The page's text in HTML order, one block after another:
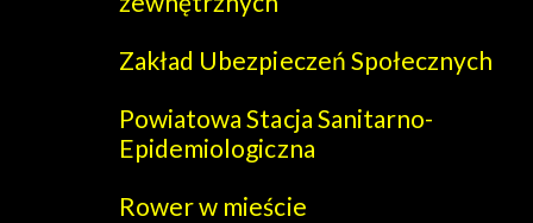
Zakład Ubezpieczeń Społecznych
Powiatowa Stacja Sanitarno-
Epidemiologiczna
Rower w mieście